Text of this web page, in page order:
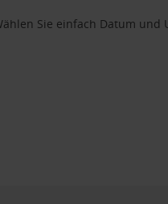
Sie einfach Datum und